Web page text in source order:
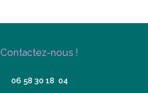
Contactez-nous !
06 58 30 18 04